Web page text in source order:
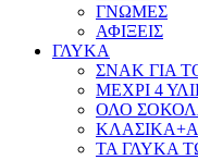
ΓΝΩΜΕΣ
ΑΦΙΞΕΙΣ
ΓΛΥΚΑ
ΣΝΑΚ ΓΙΑ
ΜΕΧΡΙ 4
ΟΛΟ
ΤΑ ΓΛΥΚΑ